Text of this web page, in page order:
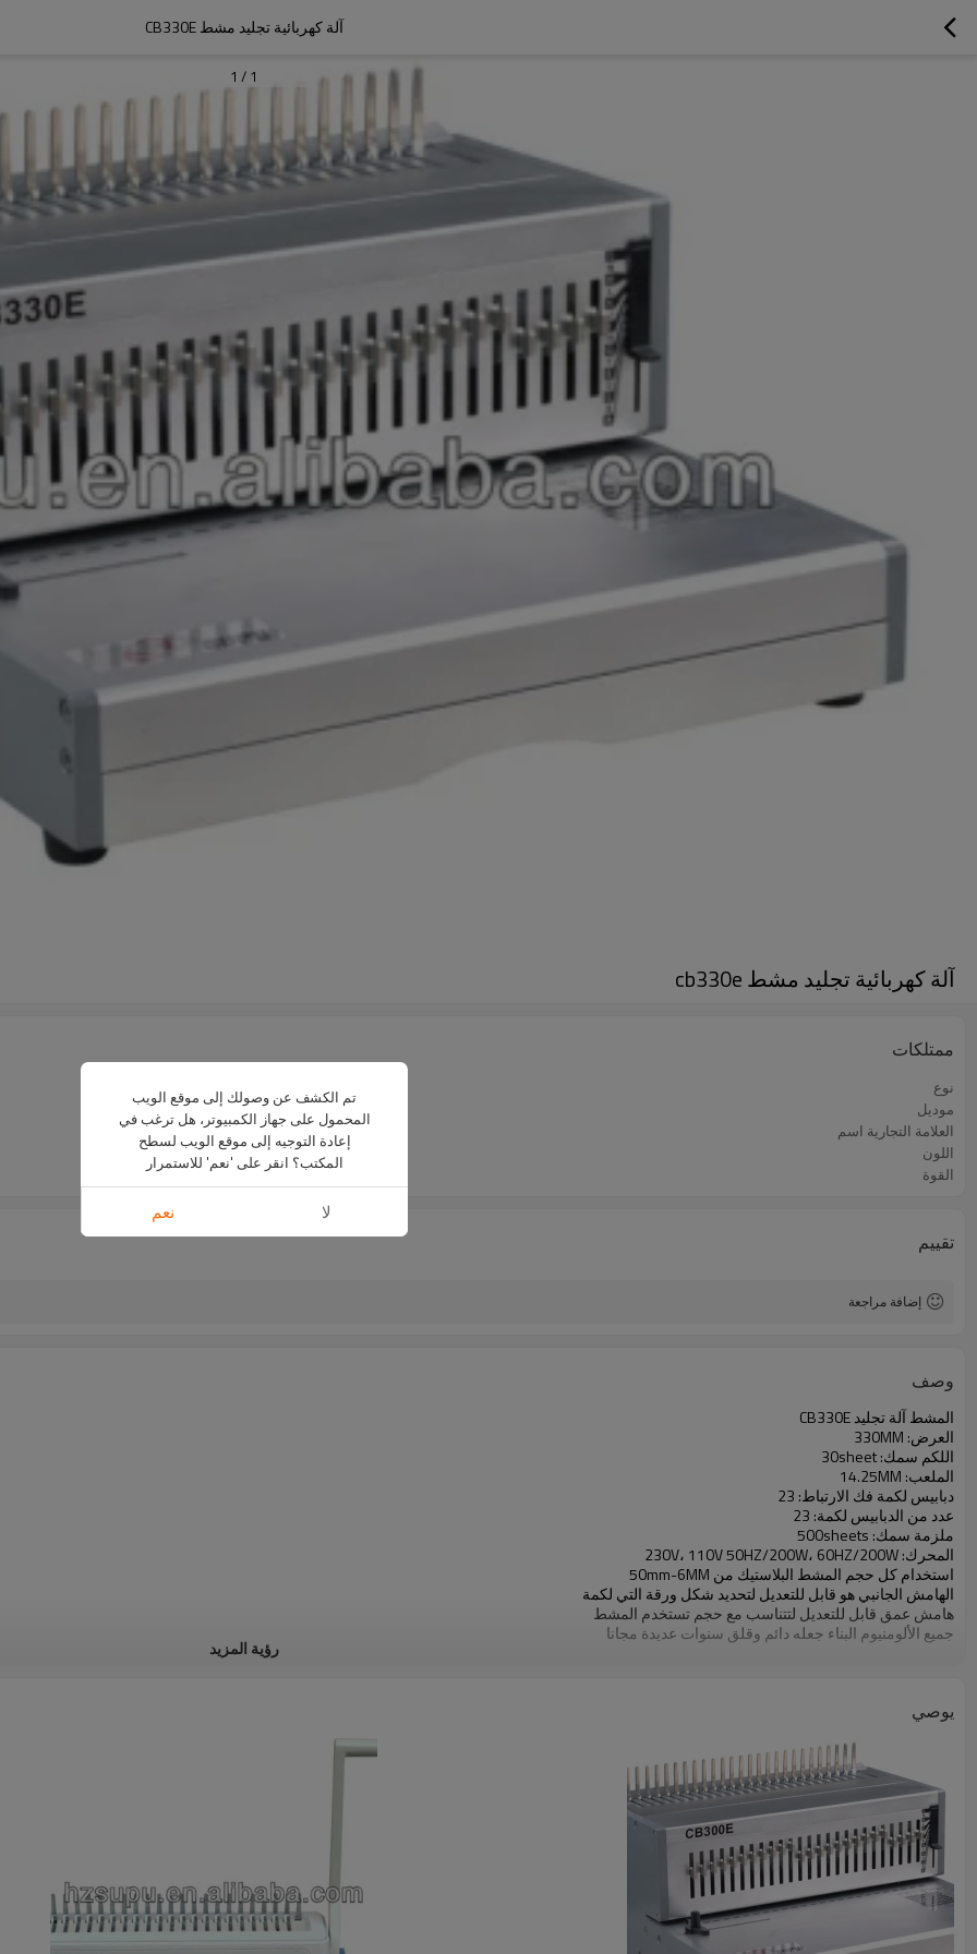
آلة كهربائية تجليد مشط CB330E
1
/
1
آلة كهربائية تجليد مشط cb330e
ممتلكات
نوع المشط آلة تجليد
موديل CB330E
العلامة التجارية اسم SUPU
اللون
القوة كهربائي
تقييم
إضافة مراجعة
وصف
المشط آلة تجليد CB330E
العرض: 330MM
اللكم سمك: 30sheet
الملعب: 14.25MM
دبابيس لكمة فك الارتباط: 23
عدد من الدبابيس لكمة: 23
ملزمة سمك: 500sheets
المحرك: 230V، 110V 50HZ/200W، 60HZ/200W
استخدام كل حجم المشط البلاستيك من 50mm-6MM
الهامش الجانبي هو قابل للتعديل لتحديد شكل ورقة التي لكمة
هامش عمق قابل للتعديل لتتناسب مع حجم تستخدم المشط
جميع الألومنيوم البناء جعله دائم وقلق سنوات عديدة مجانا
رؤية المزيد
يوصي
تم الكشف عن وصولك إلى موقع الويب
المحمول على جهاز الكمبيوتر، هل ترغب في
إعادة التوجيه إلى موقع الويب لسطح
المكتب؟ انقر على 'نعم' للاستمرار
لا نعم